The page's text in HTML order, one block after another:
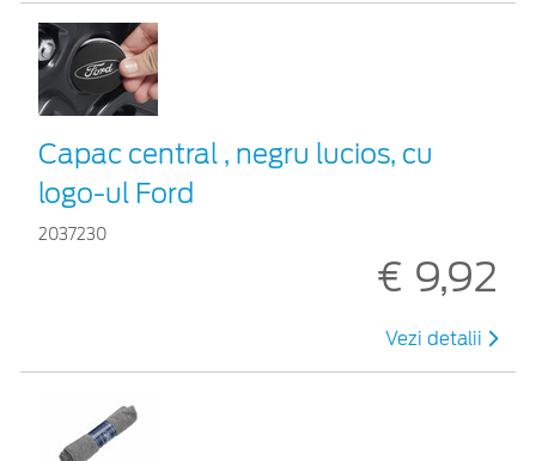
Capac central , negru lucios, cu
logo-ul Ford
2037230
€ 9,92
Vezi detalii